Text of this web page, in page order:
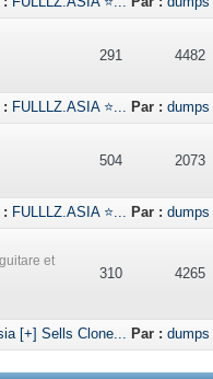
291 4482
: FULLLZ.ASIA ⭐... Par : dumps
504 2073
: FULLLZ.ASIA ⭐... Par : dumps
et
310 4265
[+] Sells Clone... Par : dumps